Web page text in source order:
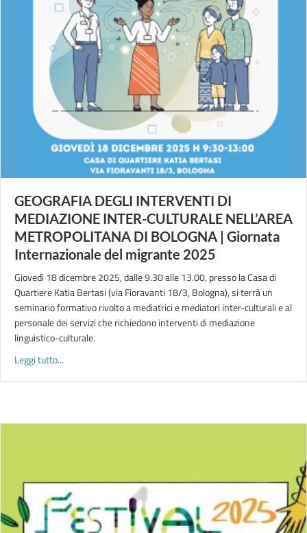
GEOGRAFIA DEGLI INTERVENTI DI
MEDIAZIONE INTER-CULTURALE NELL’AREA
METROPOLITANA DI BOLOGNA | Giornata
Internazionale del migrante 2025
Giovedì 18 dicembre 2025, dalle 9.30 alle 13.00, presso la Casa di
Quartiere Katia Bertasi (via Fioravanti 18/3, Bologna), si terrà un
seminario formativo rivolto a mediatrici e mediatori inter-culturali e al
personale dei servizi che richiedono interventi di mediazione
linguistico-culturale.
Leggi tutto...